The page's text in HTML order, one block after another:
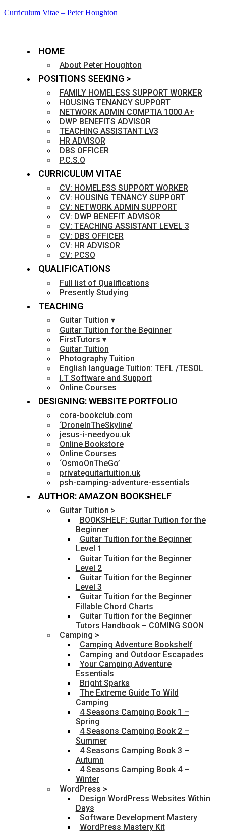
Curriculum Vitae – Peter Houghton
HOME
About Peter Houghton
POSITIONS SEEKING >
FAMILY HOMELESS SUPPORT WORKER
HOUSING TENANCY SUPPORT
NETWORK ADMIN COMPTIA 1000 A+
DWP BENEFITS ADVISOR
TEACHING ASSISTANT LV3
HR ADVISOR
DBS OFFICER
P.C.S.O
CURRICULUM VITAE
CV: HOMELESS SUPPORT WORKER
CV: HOUSING TENANCY SUPPORT
CV: NETWORK ADMIN SUPPORT
CV: DWP BENEFIT ADVISOR
CV: TEACHING ASSISTANT LEVEL 3
CV: DBS OFFICER
CV: HR ADVISOR
CV: PCSO
QUALIFICATIONS
Full list of Qualifications
Presently Studying
TEACHING
Guitar Tuition ▾
Guitar Tuition for the Beginner
FirstTutors ▾
Guitar Tuition
Photography Tuition
English language Tuition: TEFL /TESOL
I.T Software and Support
Online Courses
DESIGNING: WEBSITE PORTFOLIO
cora-bookclub.com
‘DroneInTheSkyline’
jesus-i-needyou.uk
Online Bookstore
Online Courses
‘OsmoOnTheGo’
privateguitartuition.uk
psh-camping-adventure-essentials
AUTHOR: AMAZON BOOKSHELF
Guitar Tuition >
BOOKSHELF: Guitar Tuition for the
Beginner
Guitar Tuition for the Beginner
Level 1
Guitar Tuition for the Beginner
Level 2
Guitar Tuition for the Beginner
Level 3
Guitar Tuition for the Beginner
Fillable Chord Charts
Guitar Tuition for the Beginner
Tutors Handbook – COMING SOON
Camping >
Camping Adventure Bookshelf
Camping and Outdoor Escapades
Your Camping Adventure
Essentials
Bright Sparks
The Extreme Guide To Wild
Camping
4 Seasons Camping Book 1 –
Spring
4 Seasons Camping Book 2 –
Summer
4 Seasons Camping Book 3 –
Autumn
4 Seasons Camping Book 4 –
Winter
WordPress >
Design WordPress Websites Within
Days
Software Development Mastery
WordPress Mastery Kit